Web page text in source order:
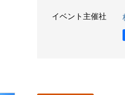
イベント主催社